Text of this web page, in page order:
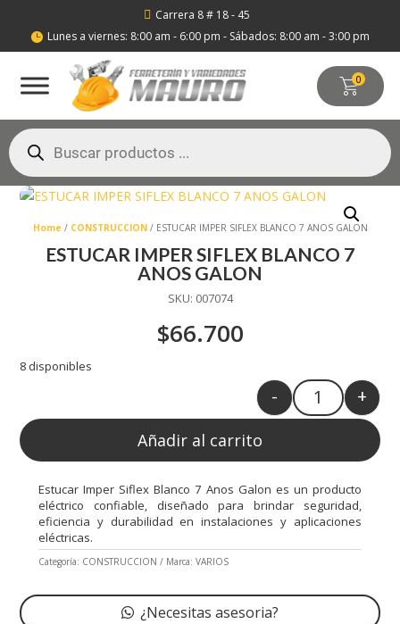
 Carrera 8 # 18 - 45
 Lunes a viernes: 8:00 am - 6:00 pm - Sábados: 8:00 am - 3:00 pm
0
Búsqueda
de
productos
Home / CONSTRUCCION/ ESTUCAR IMPER SIFLEX BLANCO 7 ANOS GALON
ESTUCAR IMPER SIFLEX BLANCO 7
ANOS GALON
SKU: 007074
$66.700
8 disponibles
Quantity
- +
Añadir al carrito
Estucar Imper Siflex Blanco 7 Anos Galon es un producto
eléctrico confiable, diseñado para brindar seguridad,
eficiencia y durabilidad en instalaciones y aplicaciones
eléctricas.
Categoría: CONSTRUCCION Marca: VARIOS
¿Necesitas asesoria?